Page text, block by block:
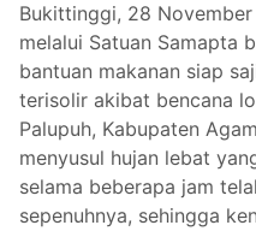
Bukittinggi, 28
melalui Satuan Samapta
bantuan makanan siap
terisolir akibat bencana
Palupuh, Kabupaten
menyusul hujan lebat
selama beberapa jam
sepenuhnya, sehingga